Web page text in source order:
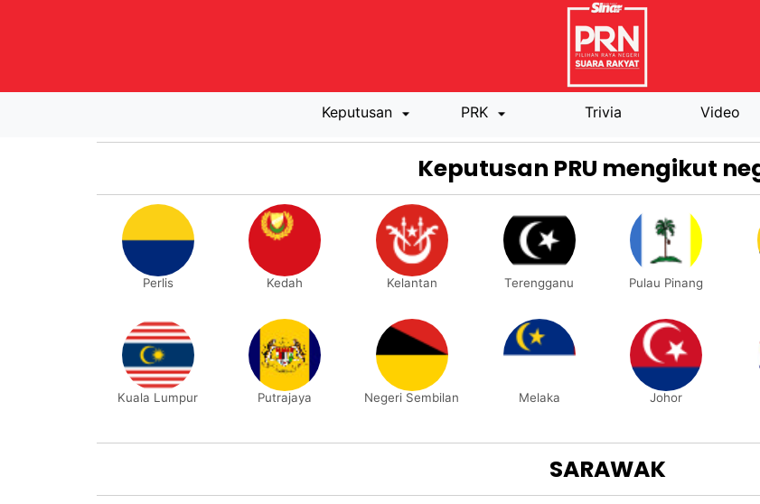
Keputusan PRK Trivia Video
Keputusan PRU mengikut
Perlis Kedah Kelantan Terengganu Pulau Pinang
Kuala Lumpur Putrajaya Negeri Sembilan Melaka Johor
SARAWAK